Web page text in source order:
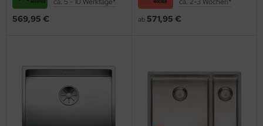
569,95 € ab 571,95 €